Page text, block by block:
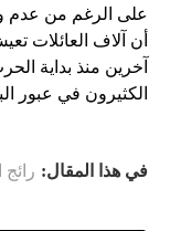
على الرغم من عدم
أن آلاف العائلات
الكثيرون في عبور
في هذا المقال: رائج